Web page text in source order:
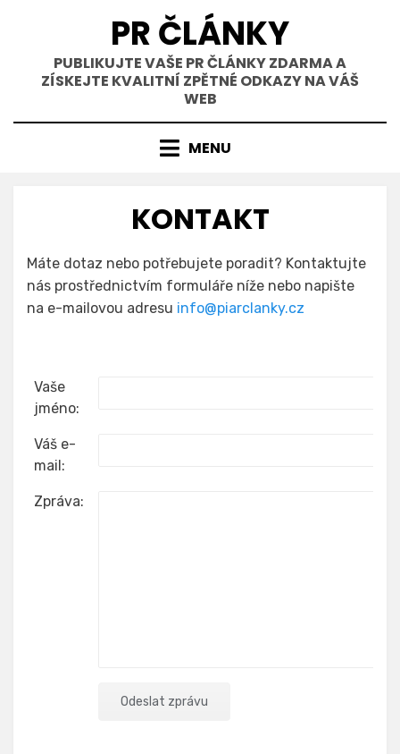
PR ČLÁNKY
PUBLIKUJTE VAŠE PR ČLÁNKY ZDARMA A
ZÍSKEJTE KVALITNÍ ZPĚTNÉ ODKAZY NA VÁŠ
WEB
MENU
KONTAKT
Máte dotaz nebo potřebujete poradit? Kontaktujte
nás prostřednictvím formuláře níže nebo napište
na e-mailovou adresu info@piarclanky.cz
Vaše
jméno:
Váš e-
mail:
Zpráva: